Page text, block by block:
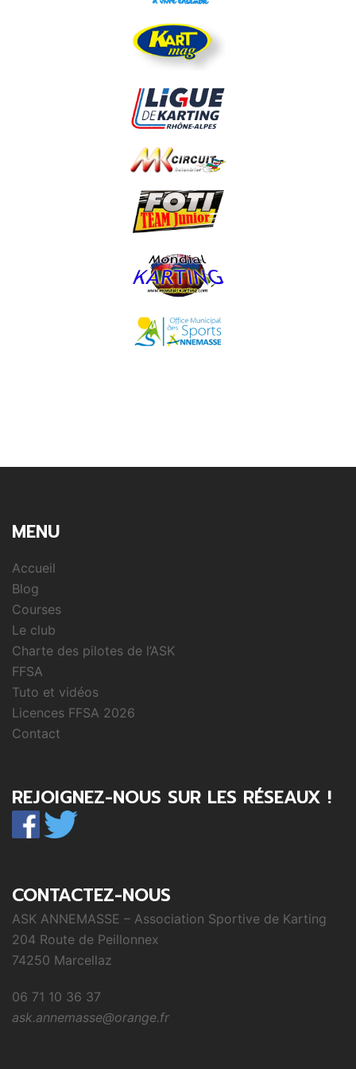
MENU
Accueil
Blog
Courses
Le club
Charte des pilotes de l’ASK
FFSA
Tuto et vidéos
Licences FFSA 2026
Contact
REJOIGNEZ-NOUS SUR LES RÉSEAUX !
CONTACTEZ-NOUS
ASK ANNEMASSE – Association Sportive de Karting
204 Route de Peillonnex
74250 Marcellaz
06 71 10 36 37
ask.annemasse@orange.fr